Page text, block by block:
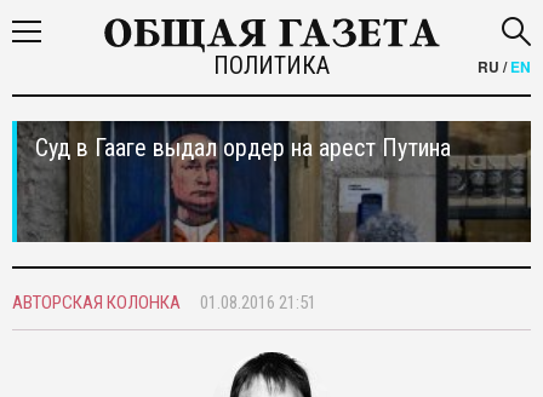
ПОЛИТИКА RU /EN
Суд в Гааге выдал ордер на арест Путина
АВТОРСКАЯ КОЛОНКА 01.08.2016 21:51